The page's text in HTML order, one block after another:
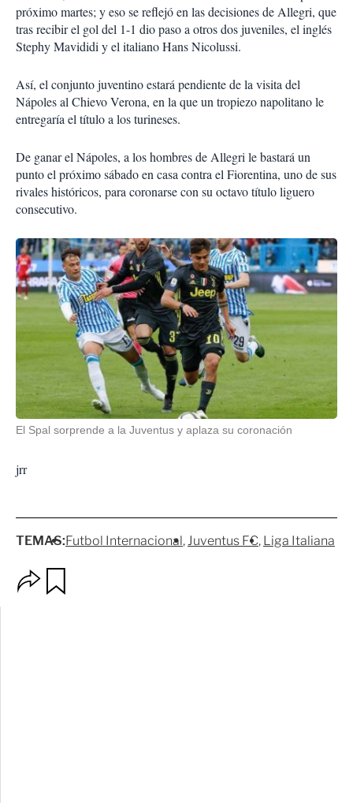
próximo martes; y eso se reflejó en las decisiones de Allegri, que
tras recibir el gol del 1-1 dio paso a otros dos juveniles, el inglés
Stephy Mavididi y el italiano Hans Nicolussi.
Así, el conjunto juventino estará pendiente de la visita del
Nápoles al Chievo Verona, en la que un tropiezo napolitano le
entregaría el título a los turineses.
De ganar el Nápoles, a los hombres de Allegri le bastará un
punto el próximo sábado en casa contra el Fiorentina, uno de sus
rivales históricos, para coronarse con su octavo título liguero
consecutivo.
El Spal sorprende a la Juventus y aplaza su coronación
jrr
TEMAS:Futbol Internacional Juventus FC Liga Italiana